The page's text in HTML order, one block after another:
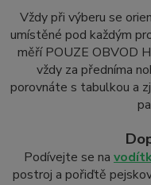
Vždy při výberu se
umístěné pod každým
měří POUZE OBVOD
vždy za předníma
porovnáte s tabulkou a
Podívejte se na
postroj a pořiďtě